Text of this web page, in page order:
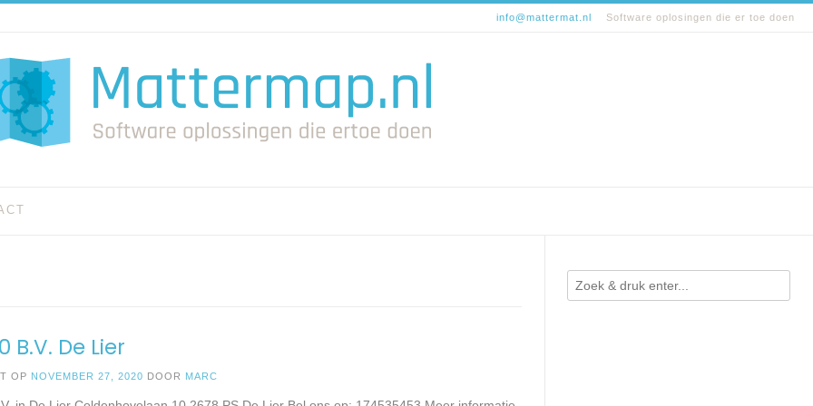
info@mattermat.nl Software oplosingen die er toe doen
B.V. De Lier
OP NOVEMBER 27, 2020 DOOR MARC